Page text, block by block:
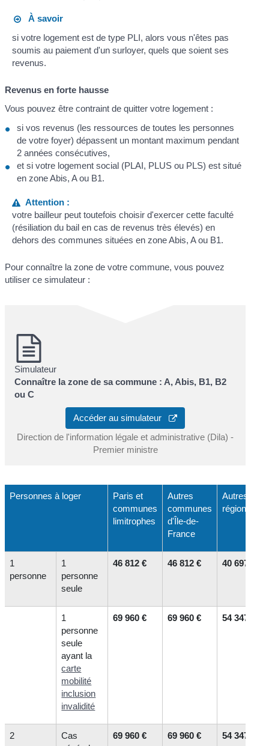
À savoir
si votre logement est de type PLI, alors vous n'êtes pas
soumis au paiement d'un surloyer, quels que soient ses
revenus.
Revenus en forte hausse
Vous pouvez être contraint de quitter votre logement :
si vos revenus (les ressources de toutes les personnes
de votre foyer) dépassent un montant maximum pendant
2 années consécutives,
et si votre logement social (PLAI, PLUS ou PLS) est situé
en zone Abis, A ou B1.
Attention :
votre bailleur peut toutefois choisir d'exercer cette faculté
(résiliation du bail en cas de revenus très élevés) en
dehors des communes situées en zone Abis, A ou B1.
Pour connaître la zone de votre commune, vous pouvez
utiliser ce simulateur :
Simulateur
Connaître la zone de sa commune : A, Abis, B1, B2
ou C
Accéder au simulateur
Direction de l'information légale et administrative (Dila) -
Premier ministre
Personnes à loger
Paris et
communes
limitrophes
Autres
communes
d'Île-de-
France
Autres
régions
1
personne
1
personne
seule
46 812 € 46 812 € 40 697 €
1
personne
seule
ayant la
carte
mobilité
inclusion
invalidité
69 960 € 69 960 € 54 347 €
2
Cas
69 960 € 69 960 € 54 347 €